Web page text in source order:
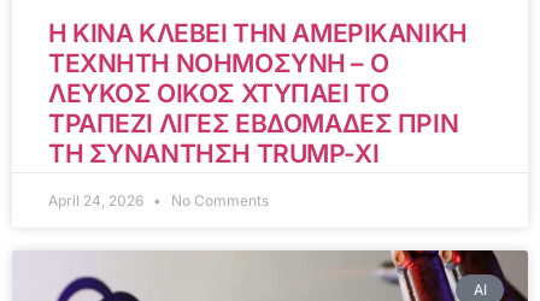
Η ΚΙΝΑ ΚΛΕΒΕΙ ΤΗΝ ΑΜΕΡΙΚΑΝΙΚΗ
ΤΕΧΝΗΤΗ ΝΟΗΜΟΣΥΝΗ – Ο
ΛΕΥΚΟΣ ΟΙΚΟΣ ΧΤΥΠΑΕΙ ΤΟ
ΤΡΑΠΕΖΙ ΛΙΓΕΣ ΕΒΔΟΜΑΔΕΣ ΠΡΙΝ
ΤΗ ΣΥΝΑΝΤΗΣΗ TRUMP-XI
April 24, 2026 No Comments
AI